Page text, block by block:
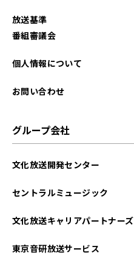
2025年08月
2025年05月
放送基準
番組審議会
個人情報について
お問い合わせ
グループ会社
文化放送開発センター
セントラルミュージック
文化放送キャリアパートナーズ
東京音研放送サービス